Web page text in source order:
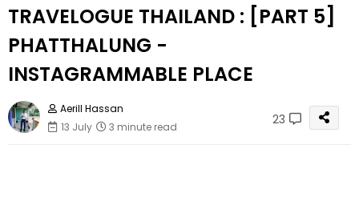
TRAVELOGUE THAILAND : [PART 5]
PHATTHALUNG -
INSTAGRAMMABLE PLACE
Aerill Hassan
13 July
3 minute read 23